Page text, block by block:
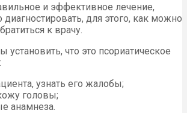
и эффективное лечение,
для этого, как можно
к врачу.
установить, что это псориатическое
узнать его жалобы;
головы;
анамнеза.